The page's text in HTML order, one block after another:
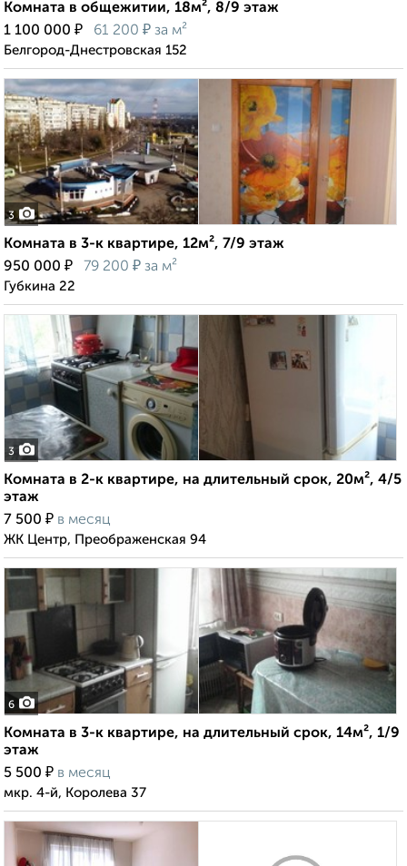
Комната в общежитии, 18м², 8/9 этаж
1 100 000 ₽ 61 200 ₽ за м²
Белгород-Днестровская 152
3
Комната в 3-к квартире, 12м², 7/9 этаж
950 000 ₽ 79 200 ₽ за м²
Губкина 22
3
Комната в 2-к квартире, на длительный срок, 20м², 4/5
этаж
7 500 ₽ в месяц
ЖК Центр, Преображенская 94
6
Комната в 3-к квартире, на длительный срок, 14м², 1/9
этаж
5 500 ₽ в месяц
мкр. 4-й, Королева 37